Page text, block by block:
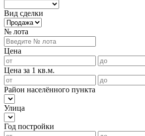
Вид сделки
№ лота
Цена
Цена за 1 кв.м.
Район населённого пункта
Улица
Год постройки